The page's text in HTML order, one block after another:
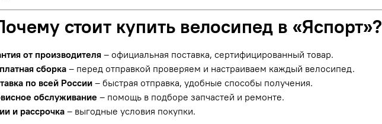
стоит купить велосипед в «Яспорт»?
от производителя – официальная поставка, сертифицированный товар.
сборка – перед отправкой проверяем и настраиваем каждый велосипед.
по всей России – быстрая отправка, удобные способы получения.
обслуживание – помощь в подборе запчастей и ремонте.
и рассрочка – выгодные условия покупки.